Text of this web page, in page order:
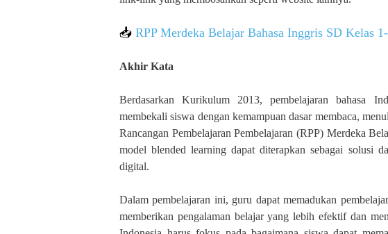
📥 RPP Merdeka Belajar Bahasa Inggris SD Kelas
Akhir Kata
Berdasarkan Kurikulum 2013, pembelajaran bahasa
membekali siswa dengan kemampuan dasar membaca,
Rancangan Pembelajaran Pembelajaran (RPP) Merdeka
model blended learning dapat diterapkan sebagai solusi
digital.
Dalam pembelajaran ini, guru dapat memadukan
memberikan pengalaman belajar yang lebih efektif dan